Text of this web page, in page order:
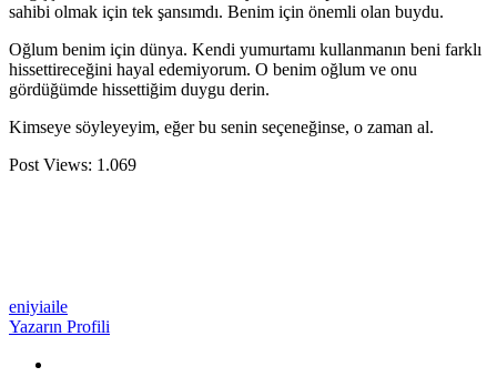
sahibi olmak için tek şansımdı. Benim için önemli olan buydu.
Oğlum benim için dünya. Kendi yumurtamı kullanmanın beni farklı
hissettireceğini hayal edemiyorum. O benim oğlum ve onu
gördüğümde hissettiğim duygu derin.
Kimseye söyleyeyim, eğer bu senin seçeneğinse, o zaman al.
Post Views: 1.069
eniyiaile
Yazarın Profili